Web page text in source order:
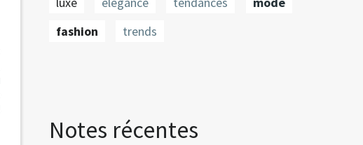
fashion
trends
Notes récentes